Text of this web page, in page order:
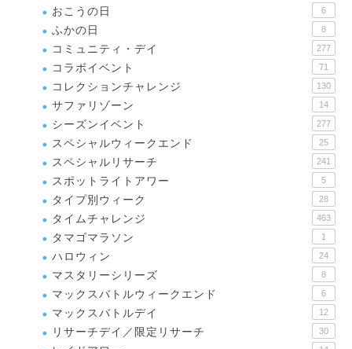
おこうの日 6
ふかの日 8
コミュニティ・デイ 277
コラボイベント 71
コレクションチャレンジ 130
サファリゾーン 14
シーズンイベント 277
スペシャルウィークエンド 25
スペシャルリサーチ 241
スポットライトアワー 5
タイプ別ウィーク 28
タイムチャレンジ 463
タマゴマラソン 1
ハロウィン 24
マスタリーシリーズ 8
マックスバトルウィークエンド 6
マックスバトルデイ 12
リサーチデイ／限定リサーチ 30